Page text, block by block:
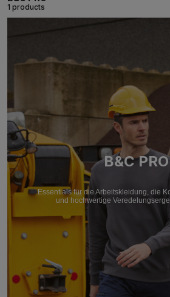
1 products
B&C PRO
Essentials für die Arbeitskleidung, die
und hochwertige